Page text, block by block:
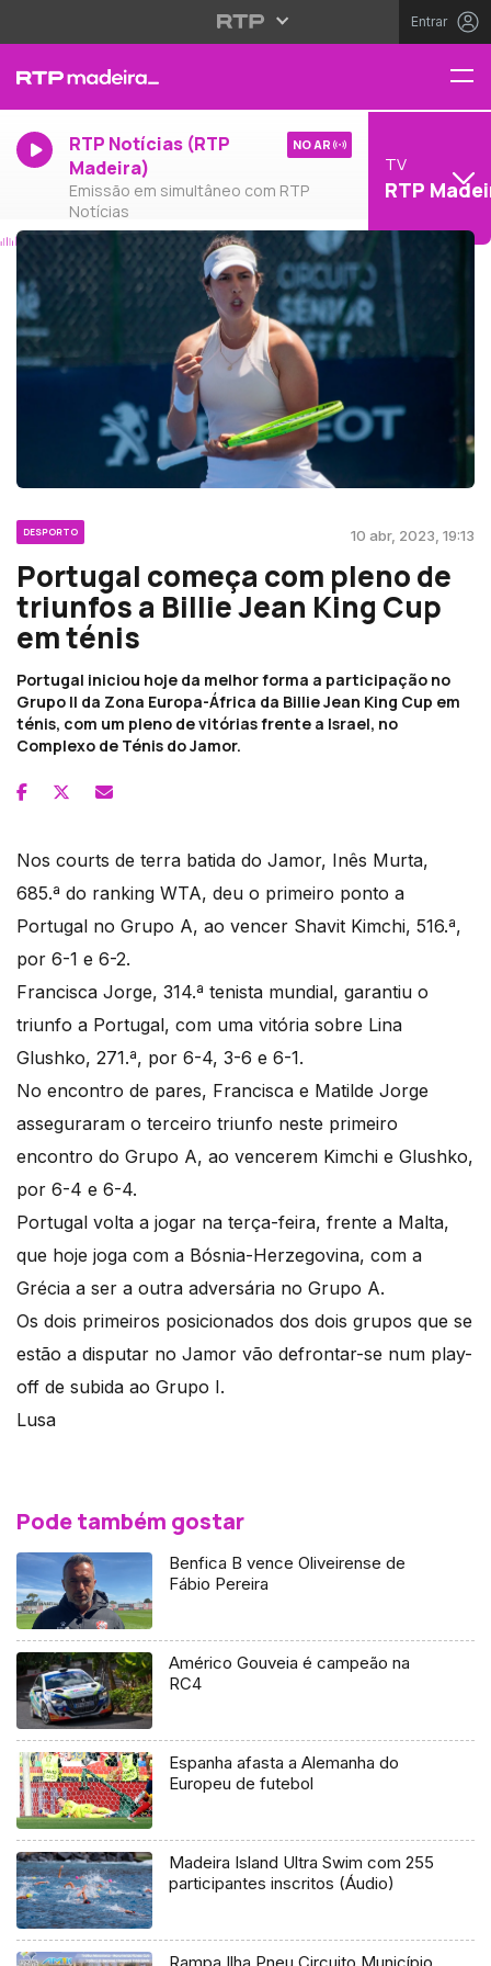
Entrar
RTP Notícias (RTP
Madeira)
Emissão em simultâneo com RTP
Notícias
NO AR
TV
RTP
DESPORTO 10 abr, 2023, 19:13
Portugal começa com pleno de
triunfos a Billie Jean King Cup
em ténis
Portugal iniciou hoje da melhor forma a participação no
Grupo II da Zona Europa-África da Billie Jean King Cup em
ténis, com um pleno de vitórias frente a Israel, no
Complexo de Ténis do Jamor.
Nos courts de terra batida do Jamor, Inês Murta,
685.ª do ranking WTA, deu o primeiro ponto a
Portugal no Grupo A, ao vencer Shavit Kimchi, 516.ª,
por 6-1 e 6-2.
Francisca Jorge, 314.ª tenista mundial, garantiu o
triunfo a Portugal, com uma vitória sobre Lina
Glushko, 271.ª, por 6-4, 3-6 e 6-1.
No encontro de pares, Francisca e Matilde Jorge
asseguraram o terceiro triunfo neste primeiro
encontro do Grupo A, ao vencerem Kimchi e Glushko,
por 6-4 e 6-4.
Portugal volta a jogar na terça-feira, frente a Malta,
que hoje joga com a Bósnia-Herzegovina, com a
Grécia a ser a outra adversária no Grupo A.
Os dois primeiros posicionados dos dois grupos que se
estão a disputar no Jamor vão defrontar-se num play-
off de subida ao Grupo I.
Lusa
Pode também gostar
Benfica B vence Oliveirense de
Fábio Pereira
Américo Gouveia é campeão na
RC4
Espanha afasta a Alemanha do
Europeu de futebol
Madeira Island Ultra Swim com 255
participantes inscritos (Áudio)